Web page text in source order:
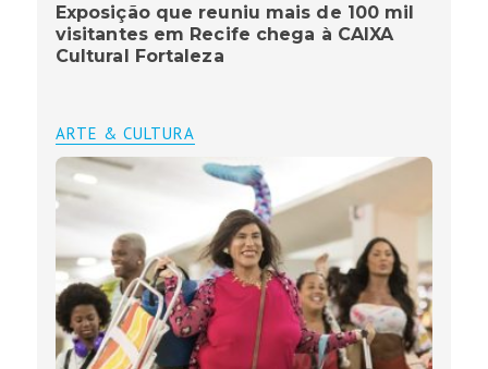
Exposição que reuniu mais de 100 mil
visitantes em Recife chega à CAIXA
Cultural Fortaleza
ARTE & CULTURA